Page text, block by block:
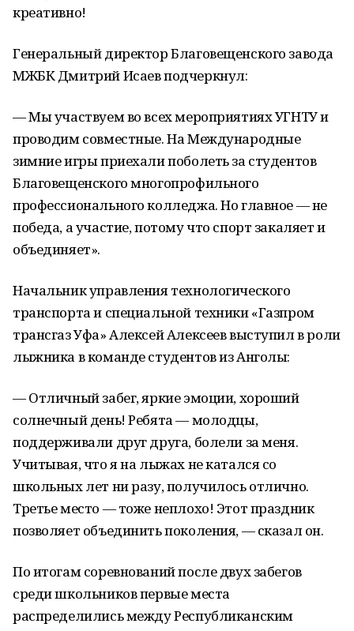
креативно!
Генеральный директор Благовещенского завода
МЖБК Дмитрий Исаев подчеркнул:
— Мы участвуем во всех мероприятиях УГНТУ и
проводим совместные. На Международные
зимние игры приехали поболеть за студентов
Благовещенского многопрофильного
профессионального колледжа. Но главное — не
победа, а участие, потому что спорт закаляет и
объединяет».
Начальник управления технологического
транспорта и специальной техники «Газпром
трансгаз Уфа» Алексей Алексеев выступил в роли
лыжника в команде студентов из Анголы:
— Отличный забег, яркие эмоции, хороший
солнечный день! Ребята — молодцы,
поддерживали друг друга, болели за меня.
Учитывая, что я на лыжах не катался со
школьных лет ни разу, получилось отлично.
Третье место — тоже неплохо! Этот праздник
позволяет объединить поколения, — сказал он.
По итогам соревнований после двух забегов
среди школьников первые места
распределились между Республиканским